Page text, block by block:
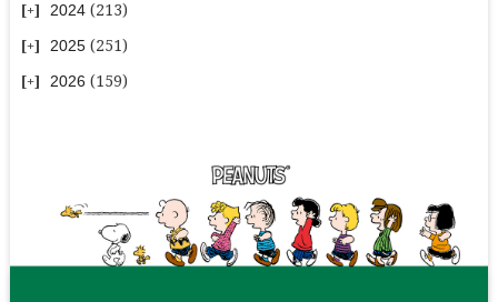
2024 (213)
2025 (251)
2026 (159)